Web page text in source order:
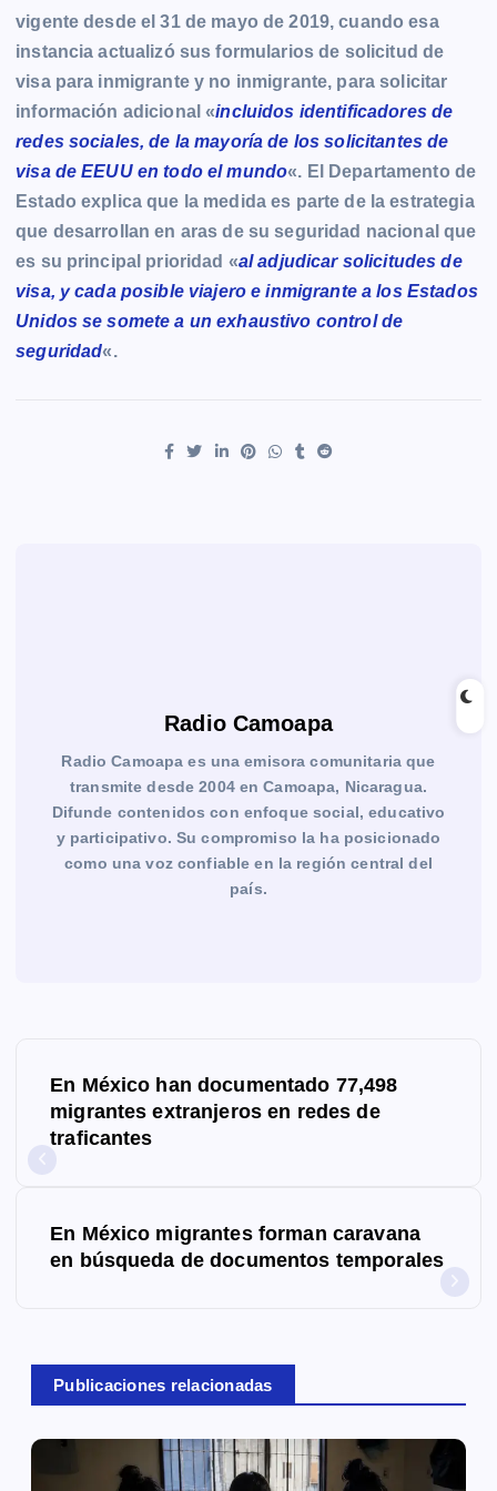
vigente desde el 31 de mayo de 2019, cuando esa
instancia actualizó sus formularios de solicitud de
visa para inmigrante y no inmigrante, para solicitar
información adicional «incluidos identificadores de
redes sociales, de la mayoría de los solicitantes de
visa de EEUU en todo el mundo«. El Departamento de
Estado explica que la medida es parte de la estrategia
que desarrollan en aras de su seguridad nacional que
es su principal prioridad «al adjudicar solicitudes de
visa, y cada posible viajero e inmigrante a los Estados
Unidos se somete a un exhaustivo control de
seguridad«.
Radio Camoapa
Radio Camoapa es una emisora comunitaria que
transmite desde 2004 en Camoapa, Nicaragua.
Difunde contenidos con enfoque social, educativo
y participativo. Su compromiso la ha posicionado
como una voz confiable en la región central del
país.
ó
n
En México han documentado 77,498
migrantes extranjeros en redes de
traficantes
En México migrantes forman caravana
en búsqueda de documentos temporales
Publicaciones relacionadas